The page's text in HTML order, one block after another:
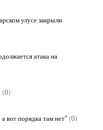
улусе закрыли
атака на
(0)
вот порядка там нет" (0)